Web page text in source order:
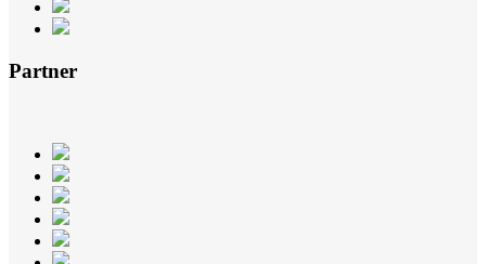
Partner